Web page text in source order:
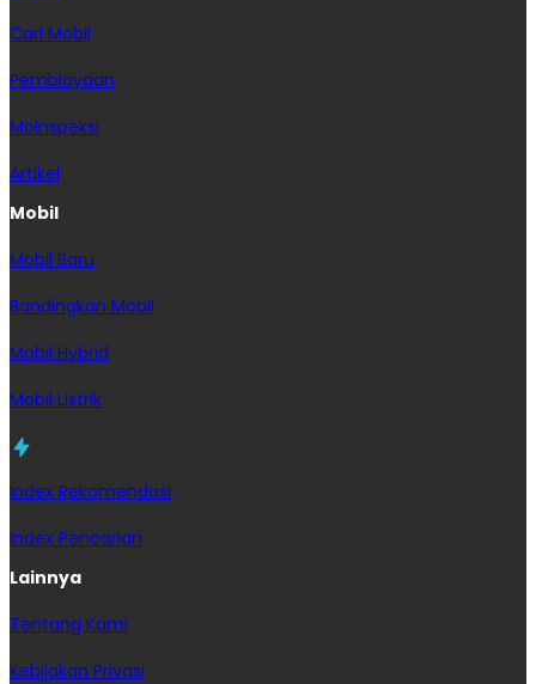
Cari Mobil
Pembiayaan
MoInspeksi
Artikel
Mobil
Mobil Baru
Bandingkan Mobil
Mobil Hybrid
Mobil Listrik
Index Rekomendasi
Index Pencarian
Lainnya
Tentang Kami
Kebijakan Privasi